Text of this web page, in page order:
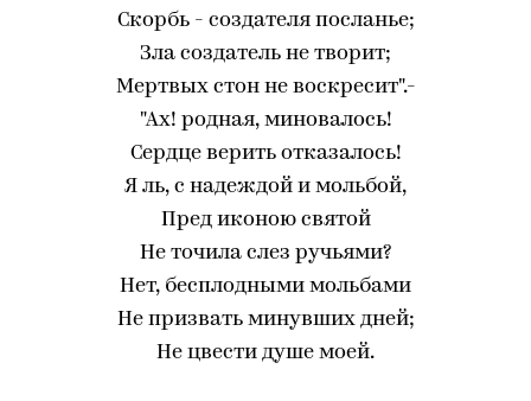
Скорбь - создателя посланье;
Зла создатель не творит;
Мертвых стон не воскресит".-
"Ах! родная, миновалось!
Сердце верить отказалось!
Я ль, с надеждой и мольбой,
Пред иконою святой
Не точила слез ручьями?
Нет, бесплодными мольбами
Не призвать минувших дней;
Не цвести душе моей.